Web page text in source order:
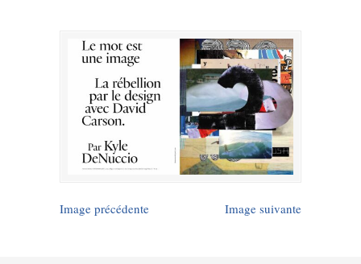
Image précédente Image suivante